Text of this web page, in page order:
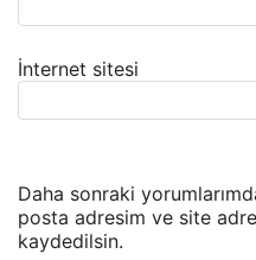
İnternet sitesi
Daha sonraki
posta adresim ve site
kaydedilsin.